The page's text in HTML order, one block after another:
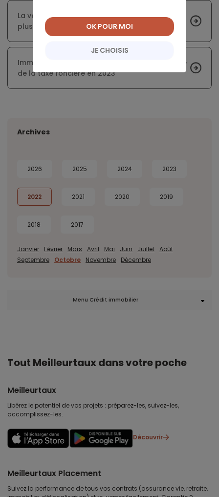
La vente interactive se développe de plus en
plus en France suite à la crise sanitaire
Immobilier : pas de plafonnement de la hausse
de la taxe foncière en 2023
Archives
2026 2025 2024 2023
2022 2021 2020 2019
2018 2017
Janvier Février Mars Avril Mai Juin Juillet Août
Septembre
Octobre Novembre Décembre
Menu Crédit immobilier
Tout Meilleurtaux dans votre poche
Meilleurtaux
Libérez le potentiel de vos projets : préparez-les, suivez-les,
accomplissez-les.
Découvrir
Meilleurtaux Placement
Suivez la performance de tous vos contrats (assurance vie, retraite,
JE CHOISIS
OK POUR MOI